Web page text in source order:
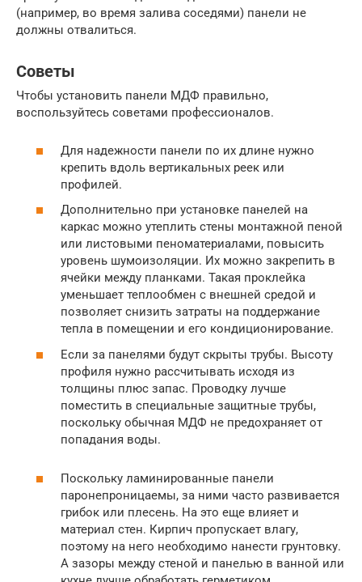
(например, во время залива соседями) панели не
должны отвалиться.
Советы
Чтобы установить панели МДФ правильно,
воспользуйтесь советами профессионалов.
Для надежности панели по их длине нужно
крепить вдоль вертикальных реек или
профилей.
Дополнительно при установке панелей на
каркас можно утеплить стены монтажной пеной
или листовыми пеноматериалами, повысить
уровень шумоизоляции. Их можно закрепить в
ячейки между планками. Такая проклейка
уменьшает теплообмен с внешней средой и
позволяет снизить затраты на поддержание
тепла в помещении и его кондиционирование.
Если за панелями будут скрыты трубы. Высоту
профиля нужно рассчитывать исходя из
толщины плюс запас. Проводку лучше
поместить в специальные защитные трубы,
поскольку обычная МДФ не предохраняет от
попадания воды.
Поскольку ламинированные панели
паронепроницаемы, за ними часто развивается
грибок или плесень. На это еще влияет и
материал стен. Кирпич пропускает влагу,
поэтому на него необходимо нанести грунтовку.
А зазоры между стеной и панелью в ванной или